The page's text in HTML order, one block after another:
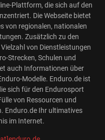
Plattform, die sich auf den
Die Webseite bietet
von regionalen, nationalen
Zusätzlich zu den
von Dienstleistungen
Strecken, Schulen und
auch Informationen über
Modelle. Enduro.de ist
sich für den Endurosport
von Ressourcen und
Enduro.de Ihr ultimatives
im Internet.